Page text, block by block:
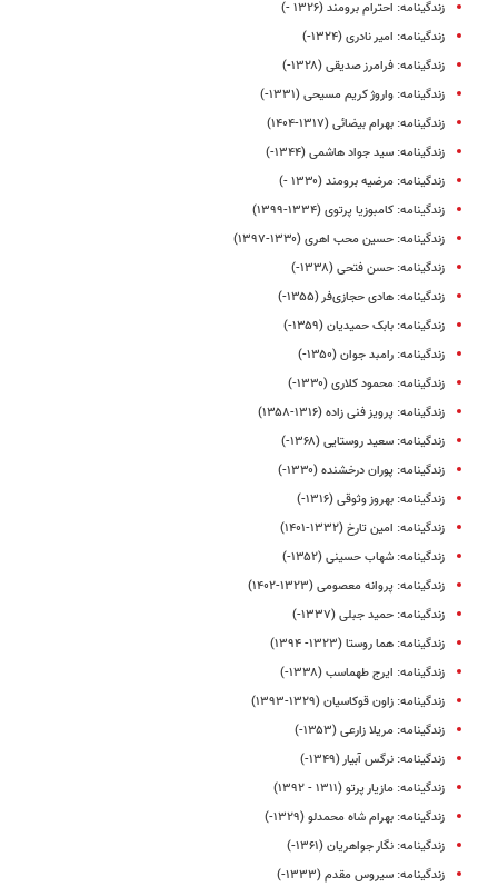
زندگینامه: احترام برومند (۱۳۲۶ -)
زندگینامه: امیر نادری (۱۳۲۴-)
زندگینامه: فرامرز صدیقی (۱۳۲۸-)
زندگینامه: واروژ کریم‌ مسیحی (۱۳۳۱-)
زندگینامه: بهرام بیضائی (۱۳۱۷-۱۴۰۴)
زندگینامه: سید جواد هاشمی (۱۳۴۴-)
زندگینامه: مرضیه برومند (۱۳۳۰ -)
زندگینامه: کامبوزیا پرتوی (۱۳۳۴-۱۳۹۹)
زندگینامه: حسین محب‌ اهری (۱۳۳۰-۱۳۹۷)
زندگینامه: حسن فتحی (۱۳۳۸-)
زندگینامه: هادی حجازی‌فر (۱۳۵۵-)
زندگینامه: بابک حمیدیان (۱۳۵۹-)
زندگینامه: رامبد جوان (۱۳۵۰-)
زندگینامه: محمود کلاری (۱۳۳۰-)
زندگینامه: پرویز فنی زاده (۱۳۱۶-۱۳۵۸)
زندگینامه: سعید روستایی (۱۳۶۸-)
زندگینامه: پوران درخشنده (۱۳۳۰-)
زندگینامه: بهروز وثوقی (۱۳۱۶-)
زندگینامه: امین تارخ (۱۳۳۲-۱۴۰۱)
زندگینامه: شهاب حسینی (۱۳۵۲-)
زندگینامه: پروانه معصومی (۱۳۲۳-۱۴۰۲)
زندگینامه: حمید جبلی (۱۳۳۷-)
زندگینامه: هما روستا (۱۳۲۳- ۱۳۹۴)
زندگینامه: ایرج طهماسب (۱۳۳۸-)
زندگینامه: زاون قوکاسیان (۱۳۲۹-۱۳۹۳)
زندگینامه: مریلا زارعی (۱۳۵۳-)
زندگینامه: نرگس آبیار (۱۳۴۹-)
زندگینامه: مازیار پرتو (۱۳۱۱ - ۱۳۹۲)
زندگینامه: بهرام شاه محمدلو (۱۳۲۹-)
زندگینامه: نگار جواهریان (۱۳۶۱-)
زندگینامه: سیروس مقدم (۱۳۳۳-)